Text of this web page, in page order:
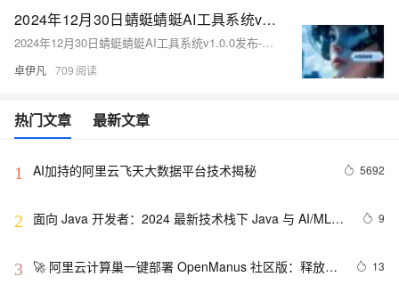
2024年12月30日蜻蜓蜻蜓AI工具系统v1.0.0发布-优雅草科技本产品前端源代码已对外开源可免费商用-优雅草老八
2024年12月30日蜻蜓蜻蜓AI工具系统v1.0.0发布-优雅草科技本产品前端源代码已对外开源可免费商用-优雅草老八
卓伊凡 709
热门文章 最新文章
1 AI加持的阿里云飞天大数据平台技术揭秘 5692
2 面向 Java 开发者：2024 最新技术栈下 Java 与 AI/ML
9
3 🚀 阿里云计算巢一键部署 OpenManus 社区版：释放 AI
13